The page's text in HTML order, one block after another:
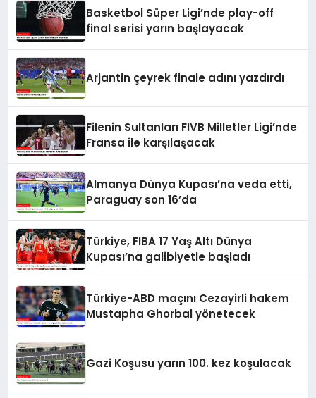
Basketbol Süper Ligi’nde play-off
final serisi yarın başlayacak
Arjantin çeyrek finale adını yazdırdı
Filenin Sultanları FIVB Milletler Ligi’nde
Fransa ile karşılaşacak
Almanya Dünya Kupası’na veda etti,
Paraguay son 16’da
Türkiye, FIBA 17 Yaş Altı Dünya
Kupası’na galibiyetle başladı
Türkiye-ABD maçını Cezayirli hakem
Mustapha Ghorbal yönetecek
Gazi Koşusu yarın 100. kez koşulacak